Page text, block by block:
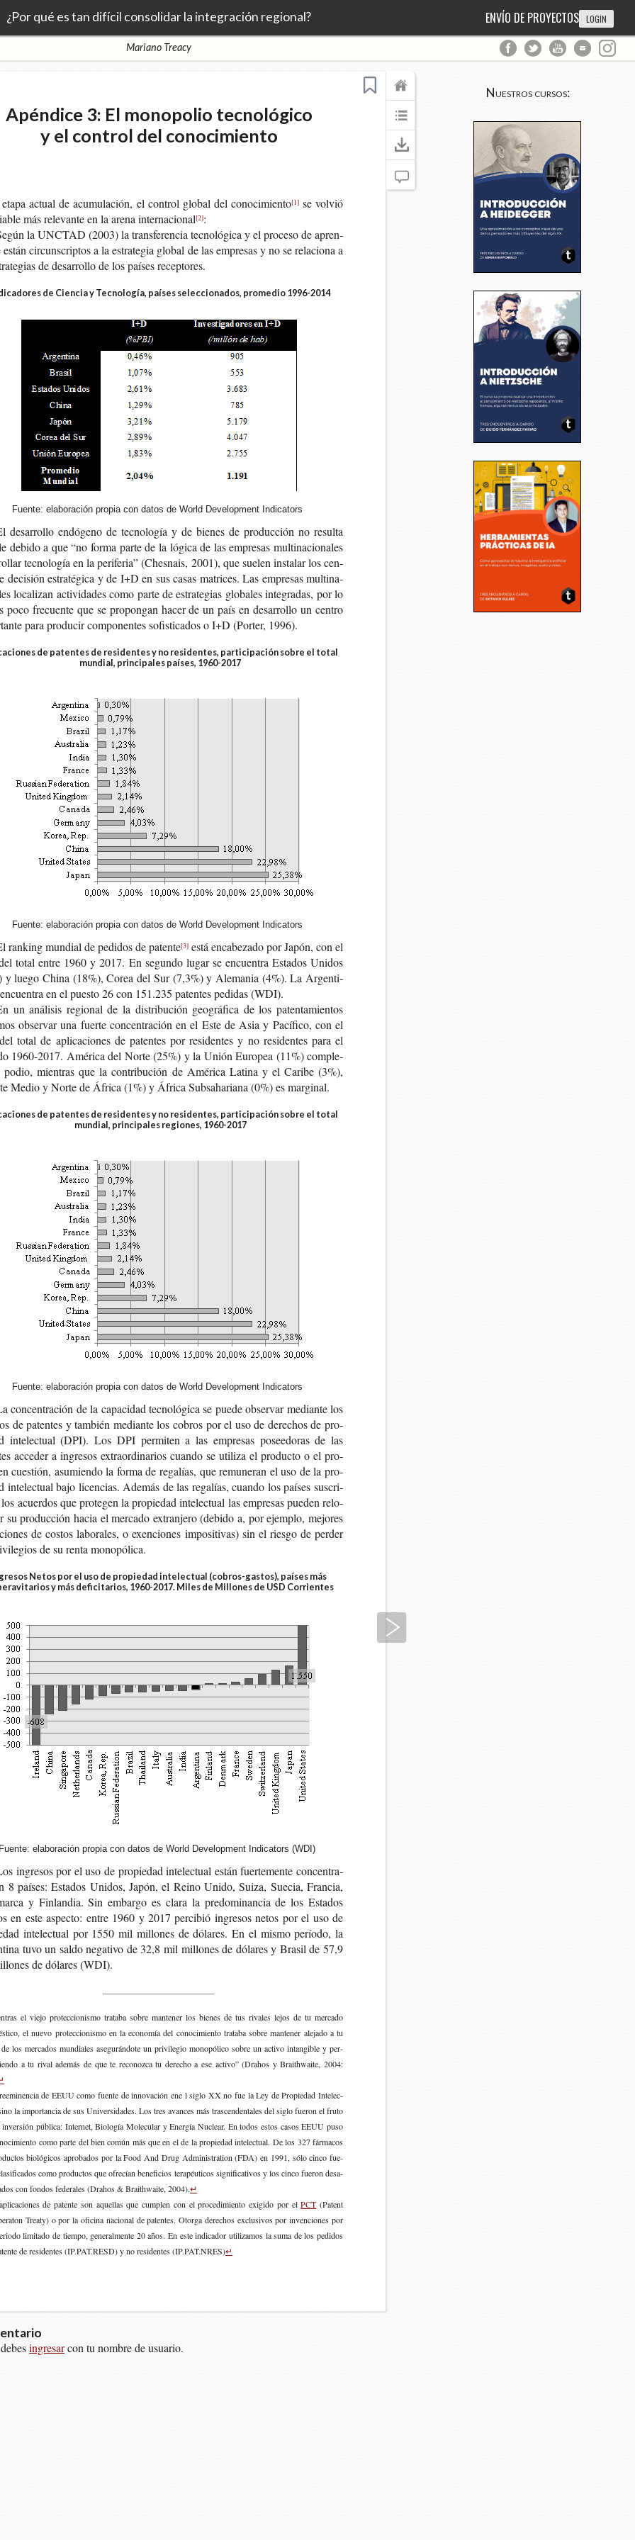
¿Por qué es tan difícil consolidar la integración regional? ENVÍO DE PROYECTOS LOGIN
Mariano Treacy
Nuestros cursos:
Apéndice 3: El monopolio tecnológico
y el control del conocimiento
actual de acu­mu­la­ción, el con­trol glo­bal del conocimiento[1]se vol­vió
más rele­van­te en la arena internacional[2]:
la UNCTAD (2003) la trans­fe­ren­cia tec­no­ló­gi­ca y el pro­ce­so de apren­
cir­cuns­crip­tos a la estra­te­gia glo­bal de las empre­sas y no se rela­cio­na a
de desa­rro­llo de los paí­ses receptores.
de Ciencia y Tecnología, países seleccionados, promedio 1996-2014
Fuente: elaboración propia con datos de World Development Indicators
desa­rro­llo endó­geno de tec­no­lo­gía y de bie­nes de pro­duc­ción no resul­ta
debi­do a que “no forma parte de la lógi­ca de las empre­sas mul­ti­na­cio­na­les
tec­no­lo­gía en la peri­fe­ria” (Ches­nais, 2001), que sue­len ins­ta­lar los cen­
deci­sión estra­té­gi­ca y de I+D en sus casas matri­ces. Las empre­sas mul­ti­na­
loca­li­zan acti­vi­da­des como parte de estra­te­gias glo­ba­les inte­gra­das, por lo
poco fre­cuen­te que se pro­pon­gan hacer de un país en desa­rro­llo un cen­tro
para pro­du­cir com­po­nen­tes sofis­ti­ca­dos o I+D (Por­ter, 1996).
de patentes de residentes y no residentes, participación sobre el total
mundial, principales países, 1960-2017
Fuente: elaboración propia con datos de World Development Indicators
ran­king mun­dial de pedi­dos de patente[3] está enca­be­za­do por Japón, con el
total entre 1960 y 2017. En segun­do lugar se encuen­tra Esta­dos Uni­dos
y luego China (18%), Corea del Sur (7,3%) y Ale­ma­nia (4%). La Argen­ti­
en el pues­to 26 con 151.235 paten­tes pedi­das (WDI).
un aná­li­sis regio­nal de la dis­tri­bu­ción geo­grá­fi­ca de los paten­ta­mien­tos
obser­var una fuer­te con­cen­tra­ción en el Este de Asia y Pací­fi­co, con el
total de apli­ca­cio­nes de paten­tes por resi­den­tes y no resi­den­tes para el
1960-​2017. Amé­ri­ca del Norte (25%) y la Unión Euro­pea (11%) com­ple­
podio, mien­tras que la con­tri­bu­ción de Amé­ri­ca Lati­na y el Cari­be (3%),
Medio y Norte de Áfri­ca (1%) y Áfri­ca Sub­saha­ria­na (0%) es marginal.
de patentes de residentes y no residentes, participación sobre el total
mundial, principales regiones, 1960-2017
Fuente: elaboración propia con datos de World Development Indicators
con­cen­tra­ción de la capa­ci­dad tec­no­ló­gi­ca se puede obser­var median­te los
de paten­tes y tam­bién median­te los cobros por el uso de dere­chos de pro­
inte­lec­tual (DPI). Los DPI per­mi­ten a las empre­sas posee­do­ras de las
acce­der a ingre­sos extra­or­di­na­rios cuan­do se uti­li­za el pro­duc­to o el pro­
cues­tión, asu­mien­do la forma de rega­lías, que remu­ne­ran el uso de la pro­
inte­lec­tual bajo licen­cias. Ade­más de las rega­lías, cuan­do los paí­ses sus­cri­
acuer­dos que pro­te­gen la pro­pie­dad inte­lec­tual las empre­sas pue­den relo­
su pro­duc­ción hacia el mer­ca­do extran­je­ro (debi­do a, por ejem­plo, mejo­res
de cos­tos labo­ra­les, o exen­cio­nes impo­si­ti­vas) sin el ries­go de per­der
de su renta monopólica.
Netos por el uso de propiedad intelectual (cobros-gastos), países más
y más deficitarios, 1960-2017. Miles de Millones de USD Corrientes
elaboración propia con datos de World Development Indicators (WDI)
ingre­sos por el uso de pro­pie­dad inte­lec­tual están fuer­te­men­te con­cen­tra­
8 paí­ses: Esta­dos Uni­dos, Japón, el Reino Unido, Suiza, Sue­cia, Fran­cia,
y Fin­lan­dia. Sin embar­go es clara la pre­do­mi­nan­cia de los Esta­dos
en este aspec­to: entre 1960 y 2017 per­ci­bió ingre­sos netos por el uso de
inte­lec­tual por 1550 mil millo­nes de dóla­res. En el mismo perío­do, la
tuvo un saldo nega­ti­vo de 32,8 mil millo­nes de dóla­res y Bra­sil de 57,9
de dóla­res (WDI).
el viejo pro­tec­cio­nis­mo tra­ta­ba sobre man­te­ner los bie­nes de tus riva­les lejos de tu mer­ca­do
el nuevo pro­tec­cio­nis­mo en la eco­no­mía del cono­ci­mien­to tra­ta­ba sobre man­te­ner ale­ja­do a tu
los mer­ca­dos mun­dia­les ase­gu­rán­do­te un pri­vi­le­gio mono­pó­li­co sobre un acti­vo intan­gi­ble y per­
a tu rival ade­más de que te reco­noz­ca tu dere­cho a ese acti­vo” (Drahos y Braith­wai­te, 2004:
de EEUU como fuen­te de inno­va­ción ene l siglo XX no fue la Ley de Pro­pie­dad Inte­lec­
la impor­tan­cia de sus Uni­ver­si­da­des. Los tres avan­ces más tras­cen­den­ta­les del siglo fue­ron el fruto
inver­sión públi­ca: Inter­net, Bio­lo­gía Mole­cu­lar y Ener­gía Nuclear. En todos estos casos EEUU puso
como parte del bien común más que en el de la pro­pie­dad inte­lec­tual. De los 327 fár­ma­cos
bio­ló­gi­cos apro­ba­dos por la Food And Drug Admi­nis­tra­tion (FDA) en 1991, sólo cinco fue­
como pro­duc­tos que ofre­cían bene­fi­cios tera­péu­ti­cos sig­ni­fi­ca­ti­vos y los cinco fue­ron desa­
con fon­dos fede­ra­les (Drahos & Braith­wai­te, 2004).↵
de paten­te son aque­llas que cum­plen con el pro­ce­di­mien­to exi­gi­do por elPCT (Patent
Treaty) o por la ofi­ci­na nacio­nal de paten­tes. Otor­ga dere­chos exclu­si­vos por inven­cio­nes por
limi­ta­do de tiem­po, gene­ral­men­te 20 años. En este indi­ca­dor uti­li­za­mos la suma de los pedi­dos
de resi­den­tes (IP.​PAT.​RESD) y no resi­den­tes (IP.PAT.NRES)↵
ingresarcon tu nombre de usuario.